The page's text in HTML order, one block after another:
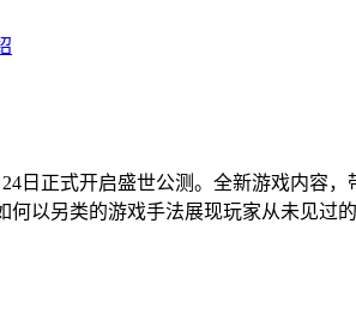
日正式开启盛世公测。全新游戏内容
以另类的游戏手法展现玩家从未见过的